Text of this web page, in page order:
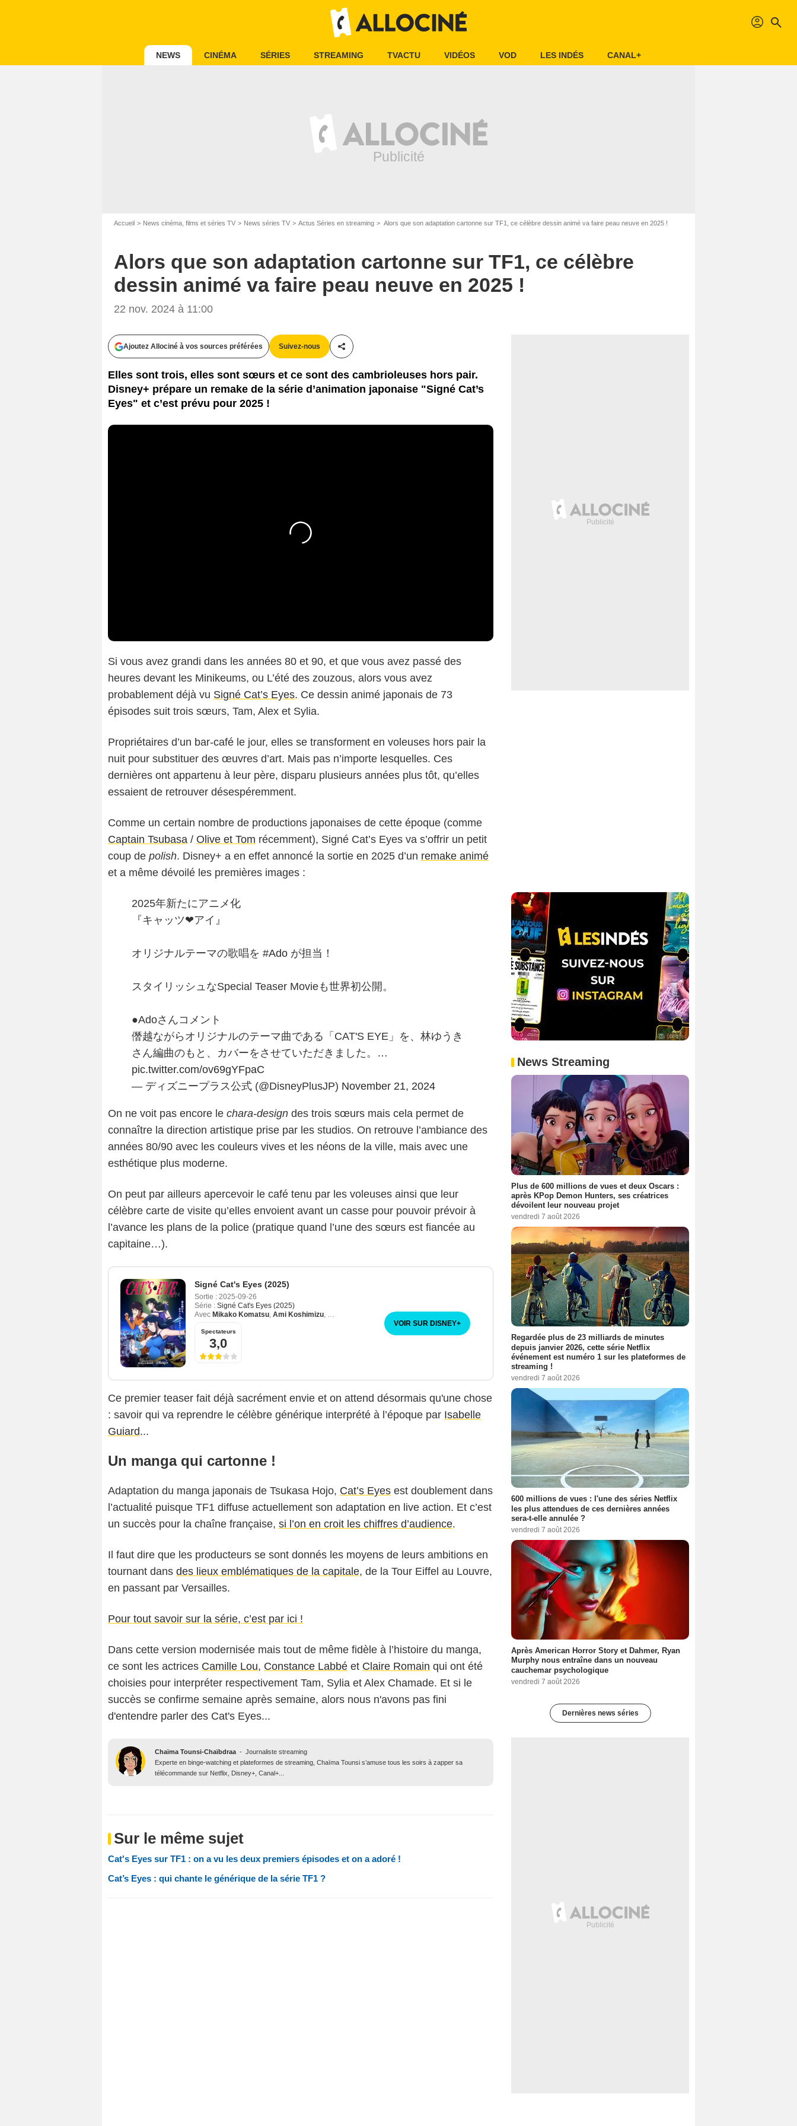
profil search
NEWS CINÉMA SÉRIES STREAMING TVACTU VIDÉOS VOD LES INDÉS CANAL+
Accueil News cinéma, films et séries TV News séries TV Actus Séries en streaming Alors que son adaptation cartonne sur TF1, ce célèbre dessin animé va faire peau neuve en 2025 !
Alors que son adaptation cartonne sur TF1, ce célèbre
dessin animé va faire peau neuve en 2025 !
22 nov. 2024 à 11:00
Ajoutez Allociné à vos sources préférées Suivez-nous
Partager cet article
Elles sont trois, elles sont sœurs et ce sont des cambrioleuses hors pair.
Disney+ prépare un remake de la série d’animation japonaise "Signé Cat’s
Eyes" et c’est prévu pour 2025 !
Si vous avez grandi dans les années 80 et 90, et que vous avez passé des
heures devant les Minikeums, ou L’été des zouzous, alors vous avez
probablement déjà vu Signé Cat’s Eyes. Ce dessin animé japonais de 73
épisodes suit trois sœurs, Tam, Alex et Sylia.
Propriétaires d’un bar-café le jour, elles se transforment en voleuses hors pair la
nuit pour substituer des œuvres d’art. Mais pas n’importe lesquelles. Ces
dernières ont appartenu à leur père, disparu plusieurs années plus tôt, qu’elles
essaient de retrouver désespéremment.
Comme un certain nombre de productions japonaises de cette époque (comme
Captain Tsubasa / Olive et Tom récemment), Signé Cat’s Eyes va s’offrir un petit
coup de polish. Disney+ a en effet annoncé la sortie en 2025 d’un remake animé
et a même dévoilé les premières images :
2025年新たにアニメ化
『キャッツ❤︎アイ』
オリジナルテーマの歌唱を #Ado が担当！
スタイリッシュなSpecial Teaser Movieも世界初公開。
●Adoさんコメント
僭越ながらオリジナルのテーマ曲である「CAT'S EYE」を、林ゆうき
さん編曲のもと、カバーをさせていただきました。…
pic.twitter.com/ov69gYFpaC
— ディズニープラス公式 (@DisneyPlusJP) November 21, 2024
On ne voit pas encore le chara-design des trois sœurs mais cela permet de
connaître la direction artistique prise par les studios. On retrouve l’ambiance des
années 80/90 avec les couleurs vives et les néons de la ville, mais avec une
esthétique plus moderne.
On peut par ailleurs apercevoir le café tenu par les voleuses ainsi que leur
célèbre carte de visite qu’elles envoient avant un casse pour pouvoir prévoir à
l’avance les plans de la police (pratique quand l’une des sœurs est fiancée au
capitaine…).
Signé Cat's Eyes (2025)
Sortie : 2025-09-26
Série : Signé Cat's Eyes (2025)
Avec Mikako Komatsu, Ami Koshimizu, Hanamori Yumiri
Spectateurs
3,0
VOIR SUR DISNEY+
Ce premier teaser fait déjà sacrément envie et on attend désormais qu'une chose
: savoir qui va reprendre le célèbre générique interprété à l’époque par Isabelle
Guiard...
Un manga qui cartonne !
Adaptation du manga japonais de Tsukasa Hojo, Cat’s Eyes est doublement dans
l’actualité puisque TF1 diffuse actuellement son adaptation en live action. Et c’est
un succès pour la chaîne française, si l’on en croit les chiffres d’audience.
Il faut dire que les producteurs se sont donnés les moyens de leurs ambitions en
tournant dans des lieux emblématiques de la capitale, de la Tour Eiffel au Louvre,
en passant par Versailles.
Pour tout savoir sur la série, c’est par ici !
Dans cette version modernisée mais tout de même fidèle à l’histoire du manga,
ce sont les actrices Camille Lou, Constance Labbé et Claire Romain qui ont été
choisies pour interpréter respectivement Tam, Sylia et Alex Chamade. Et si le
succès se confirme semaine après semaine, alors nous n'avons pas fini
d'entendre parler des Cat's Eyes...
Chaïma Tounsi-Chaïbdraa - Journaliste streaming
Experte en binge-watching et plateformes de streaming, Chaïma Tounsi s’amuse tous les soirs à zapper sa
télécommande sur Netflix, Disney+, Canal+...
Sur le même sujet
Cat's Eyes sur TF1 : on a vu les deux premiers épisodes et on a adoré !
Cat’s Eyes : qui chante le générique de la série TF1 ?
News Streaming
Plus de 600 millions de vues et deux Oscars :
après KPop Demon Hunters, ses créatrices
dévoilent leur nouveau projet
vendredi 7 août 2026
Regardée plus de 23 milliards de minutes
depuis janvier 2026, cette série Netflix
événement est numéro 1 sur les plateformes de
streaming !
vendredi 7 août 2026
600 millions de vues : l'une des séries Netflix
les plus attendues de ces dernières années
sera-t-elle annulée ?
vendredi 7 août 2026
Après American Horror Story et Dahmer, Ryan
Murphy nous entraîne dans un nouveau
cauchemar psychologique
vendredi 7 août 2026
Dernières news séries